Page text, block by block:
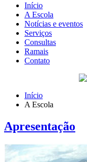
Início
A Escola
Notícias e eventos
Serviços
Consultas
Ramais
Contato
Início
A Escola
Apresentação